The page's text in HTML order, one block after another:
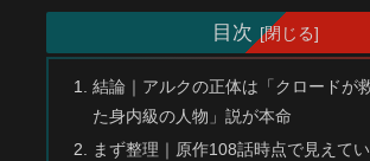
目次
結論｜アルクの正体は「クロードが
た身内級の人物」説が本命
まず整理｜原作108話時点で見えて